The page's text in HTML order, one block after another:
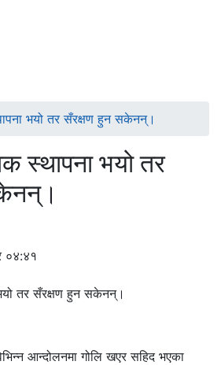
भयो तर सँरक्षण हुन सकेनन्।
स्थापना भयो तर
०४:४१
तर सँरक्षण हुन सकेनन्।
आन्दोलनमा गोलि खएर सहिद भएका